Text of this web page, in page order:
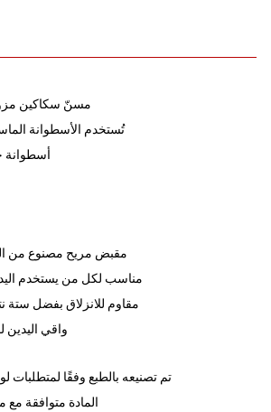
مسنّ سكاكين
تُستخدم الأسطوانة
أسطوانة
مقبض مريح مصنوع من
مناسب لكل من يستخدم اليد
مقاوم للانزلاق بفضل ستة
واقي اليدين
تم تصنيعه بالطبع وفقًا لمتطلبات
المادة متوافقة مع